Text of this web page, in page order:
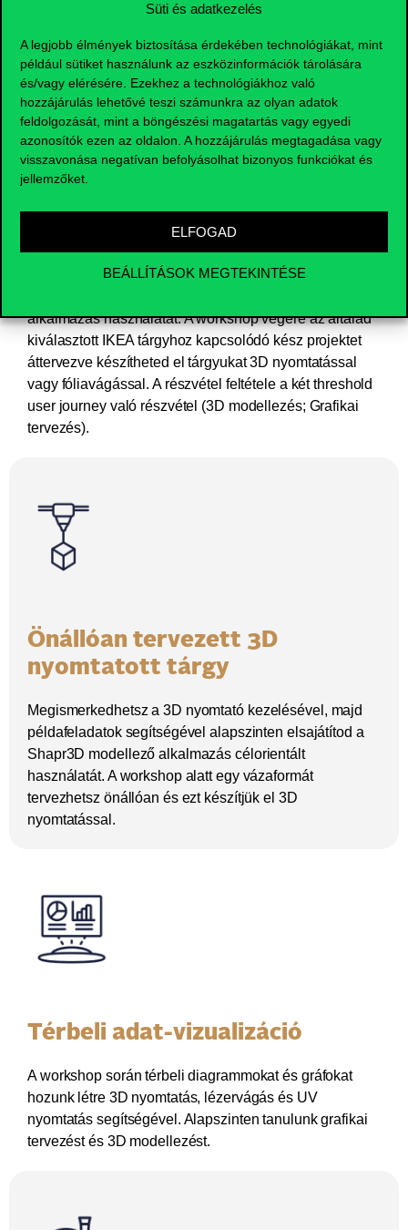
Süti és adatkezelés
A legjobb élmények biztosítása érdekében technológiákat, mint
például sütiket használunk az eszközinformációk tárolására
és/vagy elérésére. Ezekhez a technológiákhoz való
hozzájárulás lehetővé teszi számunkra az olyan adatok
feldolgozását, mint a böngészési magatartás vagy egyedi
azonosítók ezen az oldalon. A hozzájárulás megtagadása vagy
visszavonása negatívan befolyásolhat bizonyos funkciókat és
jellemzőket.
ELFOGAD
BEÁLLÍTÁSOK MEGTEKINTÉSE
IKEA bútor hack
Nyitott forráskódú projektek segítségével
megismerkedhetsz a fóliavágó és a 3D nyomtató
kezelésével, majd példafeladatok segítségével
alkalmazás használatát. A workshop végére az általad
kiválasztott IKEA tárgyhoz kapcsolódó kész projektet
áttervezve készítheted el tárgyukat 3D nyomtatással
vagy fóliavágással. A részvétel feltétele a két threshold
user journey való részvétel (3D modellezés; Grafikai
tervezés).
Önállóan tervezett 3D
nyomtatott tárgy
Megismerkedhetsz a 3D nyomtató kezelésével, majd
példafeladatok segítségével alapszinten elsajátítod a
Shapr3D modellező alkalmazás célorientált
használatát. A workshop alatt egy vázaformát
tervezhetsz önállóan és ezt készítjük el 3D
nyomtatással.
Térbeli adat-vizualizáció
A workshop során térbeli diagrammokat és gráfokat
hozunk létre 3D nyomtatás, lézervágás és UV
nyomtatás segítségével. Alapszinten tanulunk grafikai
tervezést és 3D modellezést.